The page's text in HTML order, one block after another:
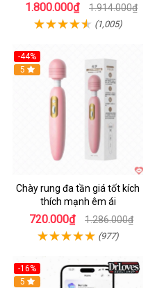
1.800.000₫ 1.914.000₫
(1,005)
-44%
Hot
5
Chày rung đa tần giá tốt kích
thích mạnh êm ái
720.000₫ 1.286.000₫
(977)
-16%
Hot
5